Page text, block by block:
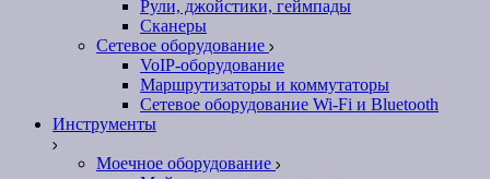
Рули, джойстики, геймпады
Сканеры
Сетевое оборудование
VoIP-оборудование
Маршрутизаторы и коммутаторы
Сетевое оборудование Wi-Fi и Bluetooth
Инструменты
Моечное оборудование